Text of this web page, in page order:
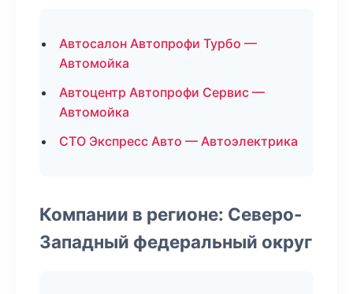
Автосалон Автопрофи Турбо —
Автомойка
Автоцентр Автопрофи Сервис —
Автомойка
СТО Экспресс Авто — Автоэлектрика
Компании в регионе: Северо-
Западный федеральный округ